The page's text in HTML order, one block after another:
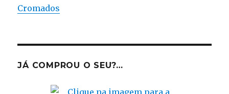
Cromados
JÁ COMPROU O SEU?…